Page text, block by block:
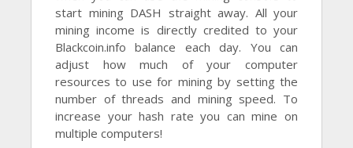
start mining DASH straight away. All your
mining income is directly credited to your
Blackcoin.info balance each day. You can
adjust how much of your computer
resources to use for mining by setting the
number of threads and mining speed. To
increase your hash rate you can mine on
multiple computers!